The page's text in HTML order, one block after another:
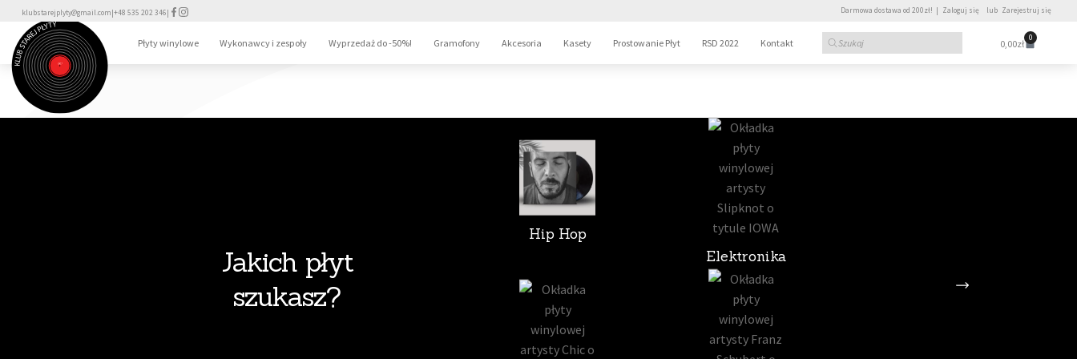
klubstarejplyty@gmail.com|+48 535 202 346| Darmowa dostawa od 200zł! | Zaloguj się lub Zarejestruj się
Płyty winylowe Wykonawcy i zespoły Wyprzedaż do -50%! Gramofony Akcesoria Kasety Prostowanie Płyt RSD 2022 Kontakt 0,00zł
0
Jakich płyt
szukasz?
Hip Hop
Elektronika